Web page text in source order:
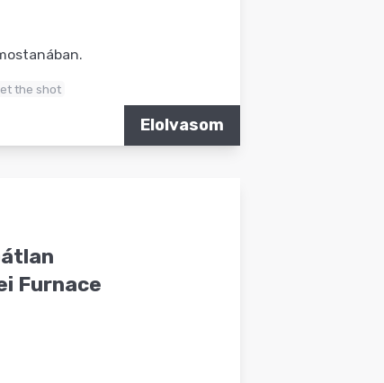
the shot
Elolvasom
Furnace